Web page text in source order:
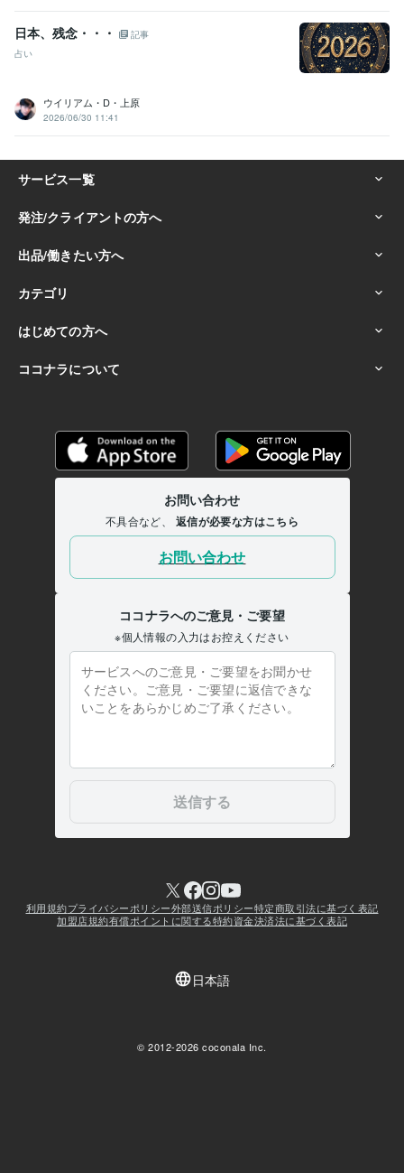
日本、残念・・・
記事
占い
ウイリアム・D・上原
2026/06/30 11:41